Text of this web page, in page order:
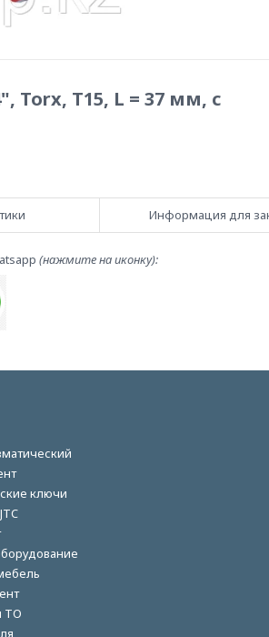
Torx, T15, L = 37 мм, с
Информация для
(нажмите на иконку):
ключи
ТО